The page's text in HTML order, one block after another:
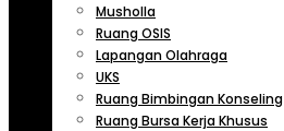
Musholla
Ruang OSIS
Lapangan Olahraga
UKS
Ruang Bimbingan Konseling
Ruang Bursa Kerja Khusus